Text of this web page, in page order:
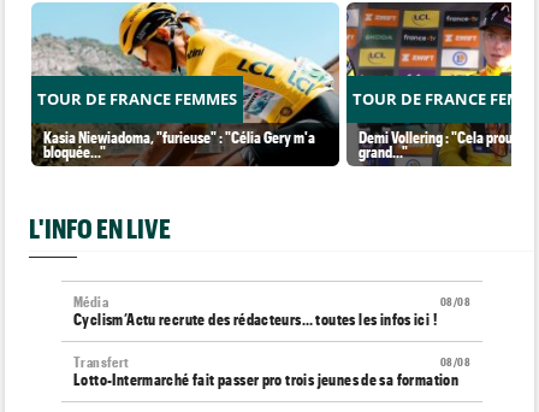
TOUR DE FRANCE FEMMES
Kasia Niewiadoma, "furieuse" : "Célia Gery m'a
bloquée..."
TOUR DE FRANCE
Demi Vollering : "Cela prouve
grand..."
L'INFO EN LIVE
08/08
Média
Cyclism’Actu recrute des rédacteurs… toutes les infos ici !
08/08
Transfert
Lotto-Intermarché fait passer pro trois jeunes de sa formation